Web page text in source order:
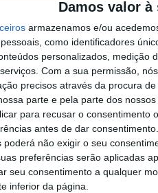
Damos valor
armazenamos e/ou
como identificadores
personalizados, medição
Com a sua permissão,
precisos através da procura
parte e pela parte dos
para recusar o
antes de dar consentimento.
poderá não exigir o seu
preferências serão aplicadas
seu consentimento a qualquer
inferior da página.
Trash; Sónia Rafael, sócia-
Ramos, da Geocakes. Os
através da riqueza dos
a troca de
do Centro Municipal de
Seminário: Empreender no
a certeza de que este
onde as mulheres estejam